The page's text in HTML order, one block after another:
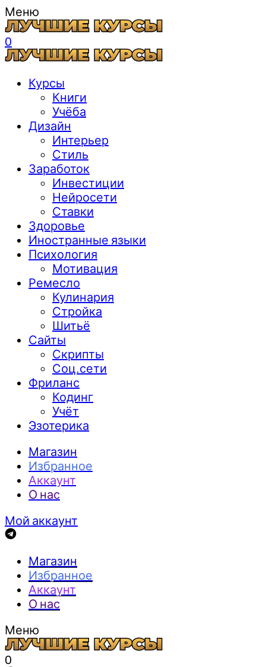
Меню
0
Курсы
Книги
Учёба
Дизайн
Интерьер
Стиль
Заработок
Инвестиции
Нейросети
Ставки
Здоровье
Иностранные языки
Психология
Мотивация
Ремесло
Кулинария
Стройка
Шитьё
Сайты
Скрипты
Соц.сети
Фриланс
Кодинг
Учёт
Эзотерика
Магазин
Избранное
Аккаунт
О нас
Мой аккаунт
Магазин
Избранное
Аккаунт
О нас
Меню
0